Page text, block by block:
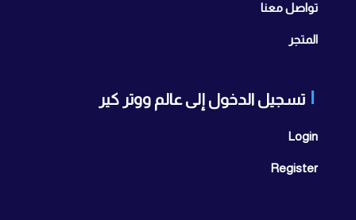
تواصل معنا
المتجر
تسجيل الدخول إلى عالم ووتر كير
Login
Register